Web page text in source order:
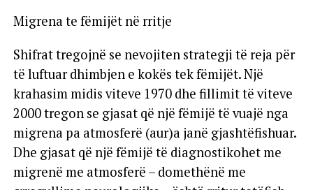
Migrena te fëmijët në rritje
Shifrat tregojnë se nevojiten strategji të reja për
të luftuar dhimbjen e kokës tek fëmijët. Një
krahasim midis viteve 1970 dhe fillimit të viteve
2000 tregon se gjasat që një fëmijë të vuajë nga
migrena pa atmosferë (aur)a janë gjashtëfishuar.
Dhe gjasat që një fëmijë të diagnostikohet me
migrenë me atmosferë – domethënë me